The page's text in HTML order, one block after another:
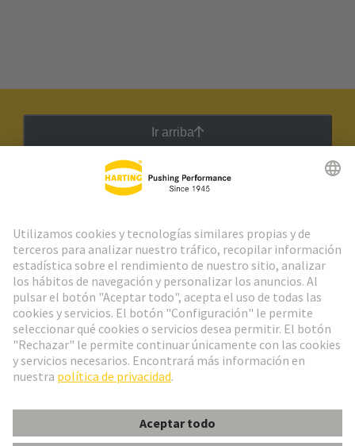
Ir arriba
Ir al registro
Portugal Español
© Grupo Tecnológico HARTING